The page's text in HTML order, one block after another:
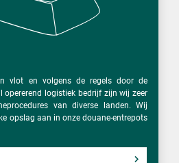
vlot en volgens de regels door de
opererend logistiek bedrijf zijn wij zeer
van diverse landen. Wij
opslag aan in onze douane-entrepots